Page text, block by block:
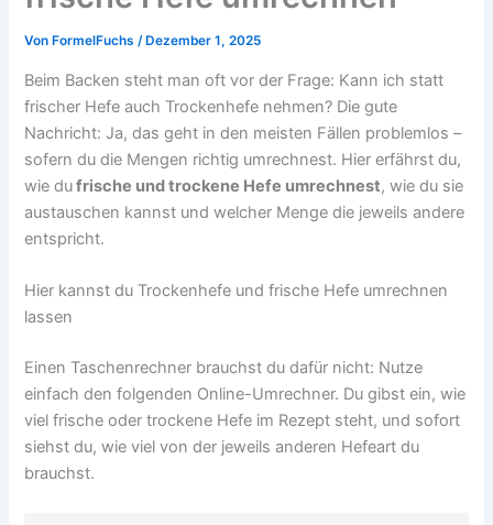
Von FormelFuchs/ Dezember 1, 2025
Beim Backen steht man oft vor der Frage: Kann ich statt
frischer Hefe auch Trockenhefe nehmen? Die gute
Nachricht: Ja, das geht in den meisten Fällen problemlos –
sofern du die Mengen richtig umrechnest. Hier erfährst du,
wie dufrische und trockene Hefe umrechnest, wie du sie
austauschen kannst und welcher Menge die jeweils andere
entspricht.
Hier kannst du Trockenhefe und frische Hefe umrechnen
lassen
Einen Taschenrechner brauchst du dafür nicht: Nutze
einfach den folgenden Online-Umrechner. Du gibst ein, wie
viel frische oder trockene Hefe im Rezept steht, und sofort
siehst du, wie viel von der jeweils anderen Hefeart du
brauchst.